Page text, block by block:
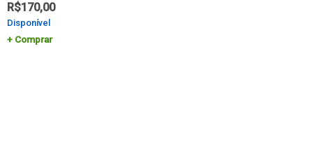
R$170,00
Disponível
Comprar